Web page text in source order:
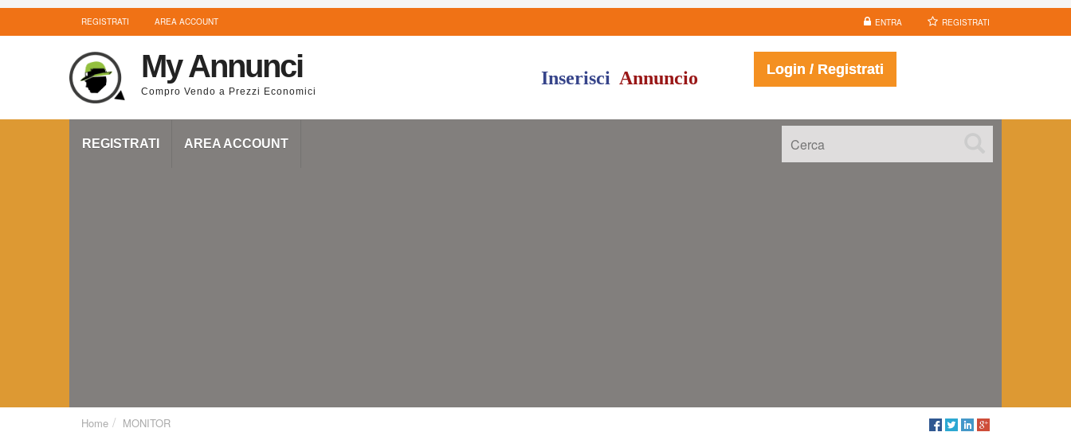
ENTRA REGISTRATI
REGISTRATI AREA ACCOUNT
My Annunci
Compro Vendo a Prezzi Economici
Inserisci Annuncio Login / Registrati
REGISTRATI AREA ACCOUNT
Home MONITOR